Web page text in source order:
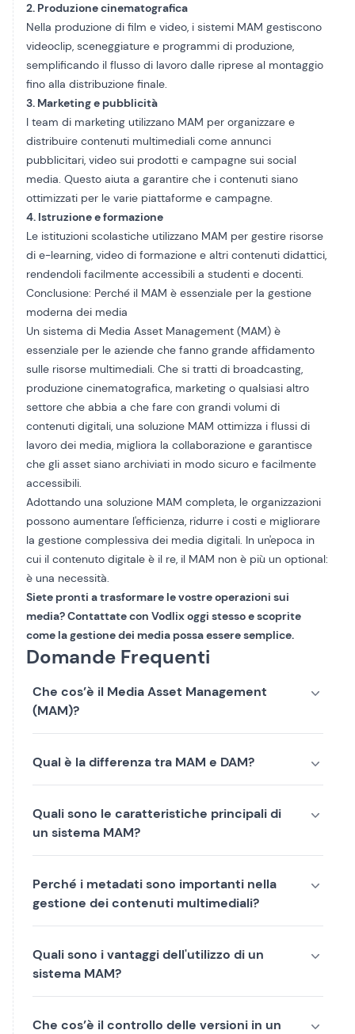
2. Produzione cinematografica
Nella produzione di film e video, i sistemi MAM gestiscono
videoclip, sceneggiature e programmi di produzione,
semplificando il flusso di lavoro dalle riprese al montaggio
fino alla distribuzione finale.
3. Marketing e pubblicità
I team di marketing utilizzano MAM per organizzare e
distribuire contenuti multimediali come annunci
pubblicitari, video sui prodotti e campagne sui social
media. Questo aiuta a garantire che i contenuti siano
ottimizzati per le varie piattaforme e campagne.
4. Istruzione e formazione
Le istituzioni scolastiche utilizzano MAM per gestire risorse
di e-learning, video di formazione e altri contenuti didattici,
rendendoli facilmente accessibili a studenti e docenti.
Conclusione: Perché il MAM è essenziale per la gestione
moderna dei media
Un sistema di Media Asset Management (MAM) è
essenziale per le aziende che fanno grande affidamento
sulle risorse multimediali. Che si tratti di broadcasting,
produzione cinematografica, marketing o qualsiasi altro
settore che abbia a che fare con grandi volumi di
contenuti digitali, una soluzione MAM ottimizza i flussi di
lavoro dei media, migliora la collaborazione e garantisce
che gli asset siano archiviati in modo sicuro e facilmente
accessibili.
Adottando una soluzione MAM completa, le organizzazioni
possono aumentare l'efficienza, ridurre i costi e migliorare
la gestione complessiva dei media digitali. In un'epoca in
cui il contenuto digitale è il re, il MAM non è più un optional:
è una necessità.
Siete pronti a trasformare le vostre operazioni sui
media?Contattatecon Vodlix oggi stesso e scoprite
come la gestione dei media possa essere semplice.
Domande Frequenti
Che cos’è il Media Asset Management
(MAM)?
Qual è la differenza tra MAM e DAM?
Quali sono le caratteristiche principali di
un sistema MAM?
Perché i metadati sono importanti nella
gestione dei contenuti multimediali?
Quali sono i vantaggi dell'utilizzo di un
sistema MAM?
Che cos’è il controllo delle versioni in un